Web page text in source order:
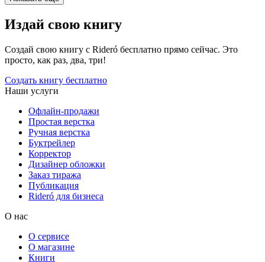
Издай свою книгу
Создай свою книгу с Rideró бесплатно прямо сейчас. Это
просто, как раз, два, три!
Создать книгу бесплатно
Наши услуги
Офлайн-продажи
Простая верстка
Ручная верстка
Буктрейлер
Корректор
Дизайнер обложки
Заказ тиража
Публикация
Rideró для бизнеса
О нас
О сервисе
О магазине
Книги